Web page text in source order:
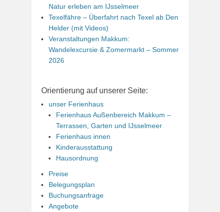
Natur erleben am IJsselmeer
Texelfähre – Überfahrt nach Texel ab Den
Helder (mit Videos)
Veranstaltungen Makkum:
Wandelexcursie & Zomermarkt – Sommer
2026
Orientierung auf unserer Seite:
unser Ferienhaus
Ferienhaus Außenbereich Makkum –
Terrassen, Garten und IJsselmeer
Ferienhaus innen
Kinderausstattung
Hausordnung
Preise
Belegungsplan
Buchungsanfrage
Angebote